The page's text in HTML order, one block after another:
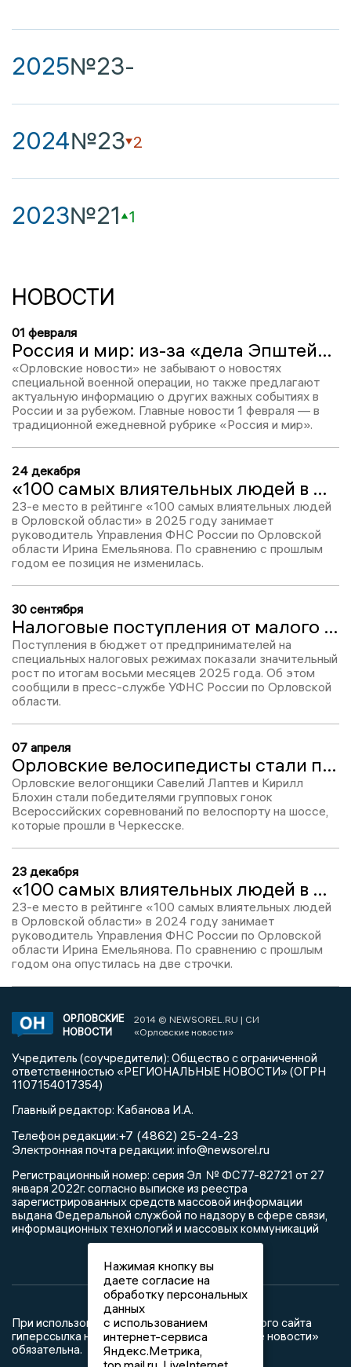
2025№23-
2024№23 2
2023№21 1
НОВОСТИ
01 февраля
Россия и мир: из-за «дела Эпштейна» США ударят по Ирану? А также убитый в Таиланде предприниматель и оспа обезьян
«Орловские новости» не забывают о новостях
специальной военной операции, но также предлагают
актуальную информацию о других важных событиях в
России и за рубежом. Главные новости 1 февраля — в
традиционной ежедневной рубрике «Россия и мир».
24 декабря
«100 самых влиятельных людей в Орловской области-2025»: Ирина Емельянова – 23
23-е место в рейтинге «100 самых влиятельных людей
в Орловской области» в 2025 году занимает
руководитель Управления ФНС России по Орловской
области Ирина Емельянова. По сравнению с прошлым
годом ее позиция не изменилась.
30 сентября
Налоговые поступления от малого бизнеса в Орловской области выросли на четверть
Поступления в бюджет от предпринимателей на
специальных налоговых режимах показали значительный
рост по итогам восьми месяцев 2025 года. Об этом
сообщили в пресс-службе УФНС России по Орловской
области.
07 апреля
Орловские велосипедисты стали победителями Всероссийских соревнований в Черкесске
Орловские велогонщики Савелий Лаптев и Кирилл
Блохин стали победителями групповых гонок
Всероссийских соревнований по велоспорту на шоссе,
которые прошли в Черкесске.
23 декабря
«100 самых влиятельных людей в Орловской области-2024»: Ирина Емельянова – 23
23-е место в рейтинге «100 самых влиятельных людей
в Орловской области» в 2024 году занимает
руководитель Управления ФНС России по Орловской
области Ирина Емельянова. По сравнению с прошлым
годом она опустилась на две строчки.
ОРЛОВСКИЕ
НОВОСТИ
2014 © NEWSOREL.RU | СИ
«Орловские новости»
Учредитель (соучредители): Общество с ограниченной
ответственностью «РЕГИОНАЛЬНЫЕ НОВОСТИ» (ОГРН
1107154017354)
Главный редактор: Кабанова И.А.
Телефон редакции:+7 (4862) 25-24-23
Электронная почта редакции: info@newsorel.ru
Регистрационный номер: серия Эл № ФС77-82721 от 27
января 2022г. согласно выписке из реестра
зарегистрированных средств массовой информации
выдана Федеральной службой по надзору в сфере связи,
информационных технологий и массовых коммуникаций
При использовании любого материала с данного сайта
гиперссылка на Сетевое издание «Орловские новости»
обязательна.
Нажимая кнопку вы
даете согласие на
обработку персональных
данных
с использованием
интернет-сервиса
Яндекс.Метрика,